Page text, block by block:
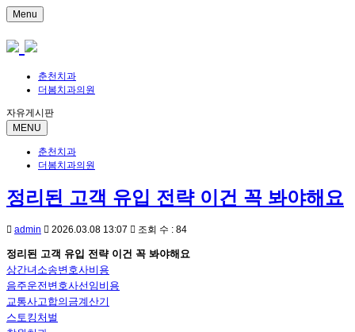
Menu
춘천치과
더봄치과의원
자유게시판
MENU
춘천치과
더봄치과의원
정리된 고객 유입 전략 이건 꼭 봐야해요
admin 2026.03.08 13:07 조회 수 : 84
정리된 고객 유입 전략 이건 꼭 봐야해요
상간녀소송변호사비용
음주운전변호사선임비용
교통사고합의금계산기
스토킹처벌